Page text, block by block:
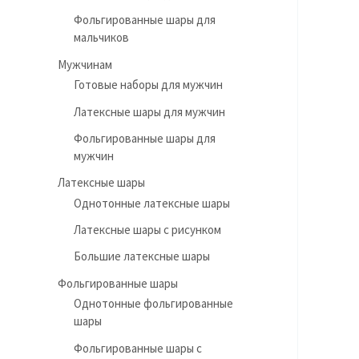
Фольгированные шары для
мальчиков
Мужчинам
Готовые наборы для мужчин
Латексные шары для мужчин
Фольгированные шары для
мужчин
Латексные шары
Однотонные латексные шары
Латексные шары с рисунком
Большие латексные шары
Фольгированные шары
Однотонные фольгированные
шары
Фольгированные шары с